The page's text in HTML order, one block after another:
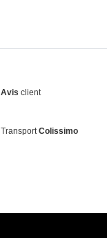
Avis client
TransportColissimo